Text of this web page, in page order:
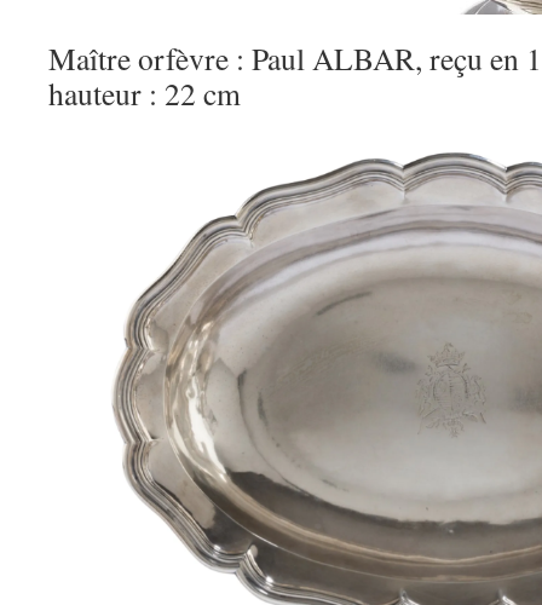
Maître orfèvre : Paul ALBAR, reçu en
hauteur : 22 cm